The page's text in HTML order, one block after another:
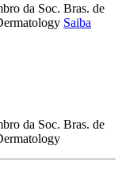
da Soc. Bras. de
Saiba
da Soc. Bras. de